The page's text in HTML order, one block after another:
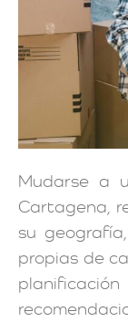
Mudarse a
Cartagena,
su
propias de